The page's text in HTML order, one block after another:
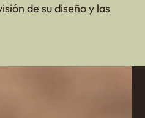
de su diseño y las